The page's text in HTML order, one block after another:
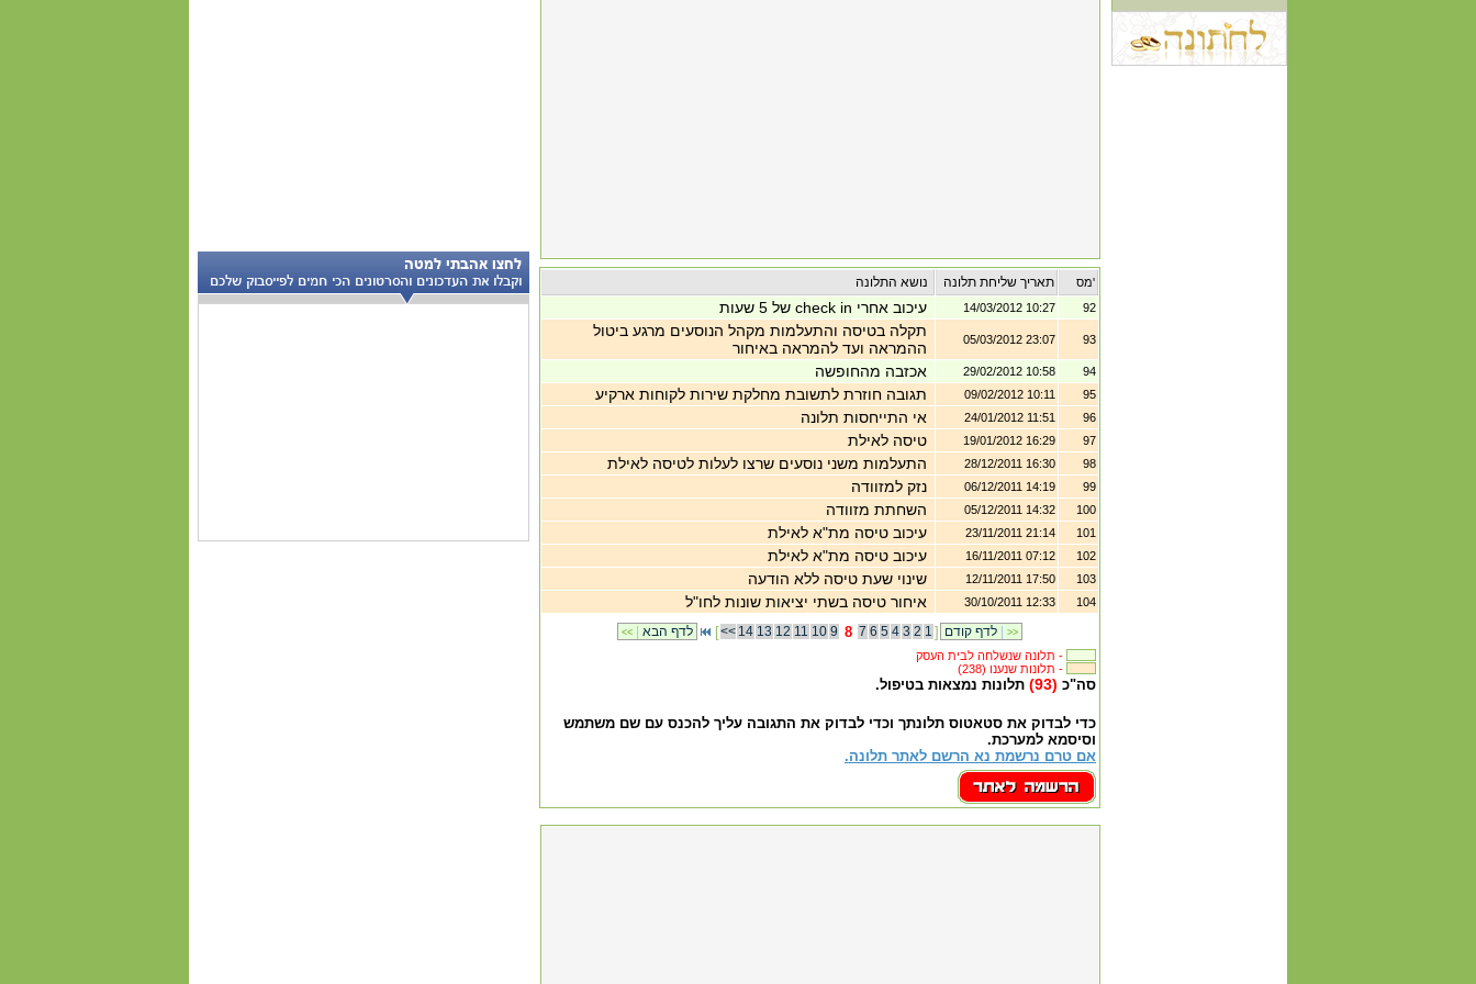
תאריך שליחת תלונה מס'
עיכוב אחרי check in של 5 שעות 14/03/2012 10:27 92
תקלה בטיסה והתעלמות מקהל הנוסעים מרגע ביטול
ההמראה ועד להמראה באיחור
05/03/2012 23:07 93
אכזבה מהחופשה 29/02/2012 10:58 94
תגובה חוזרת לתשובת מחלקת שירות לקוחות ארקיע 09/02/2012 10:11 95
אי התייחסות תלונה 24/01/2012 11:51 96
טיסה לאילת 19/01/2012 16:29 97
התעלמות משני נוסעים שרצו לעלות לטיסה לאילת 28/12/2011 16:30 98
נזק למזוודה 06/12/2011 14:19 99
השחתת מזוודה 05/12/2011 14:32 100
עיכוב טיסה מת"א לאילת 23/11/2011 21:14 101
עיכוב טיסה מת"א לאילת 16/11/2011 07:12 102
שינוי שעת טיסה ללא הודעה 12/11/2011 17:50 103
איחור טיסה בשתי יציאות שונות לחו"ל 30/10/2011 12:33 104
<< [<< 14 13 12 11 10 9 8 7 6 5 4 3 2 1 ] >>
תלונה שנשלחה לבית העסק -
(238) תלונות שנענו -
סה"כ (93) תלונות נמצאות בטיפול.
כדי לבדוק את סטאטוס תלונתך וכדי לבדוק את התגובה עליך להכנס עם שם משתמש
וסיסמא למערכת.
אם טרם נרשמת נא הרשם לאתר תלונה.